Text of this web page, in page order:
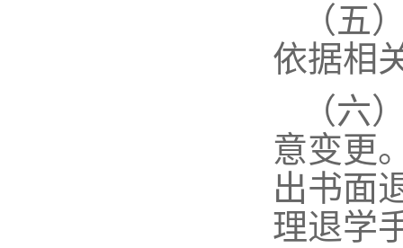
（五
依据相
（六
意变更
出书面
理退学